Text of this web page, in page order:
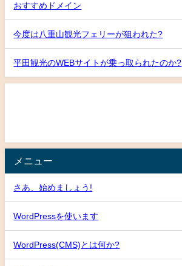
おすすめドメイン
今度は八重山観光フェリーが狙われた?
平田観光のWEBサイトが乗っ取られたのか?
メニュー
さあ、始めましょう!
WordPressを使います
WordPress(CMS)とは何か?